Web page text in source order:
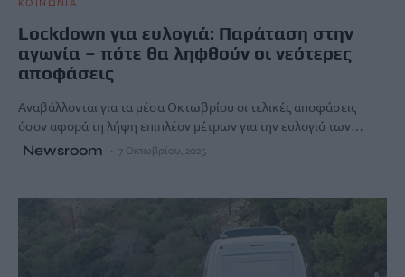
Lockdown για ευλογιά: Παράταση στην
αγωνία – πότε θα ληφθούν οι νεότερες
αποφάσεις
Αναβάλλονται για τα μέσα Οκτωβρίου οι τελικές αποφάσεις
όσον αφορά τη λήψη επιπλέον μέτρων για την ευλογιά των…
Newsroom 7 Οκτωβρίου, 2025